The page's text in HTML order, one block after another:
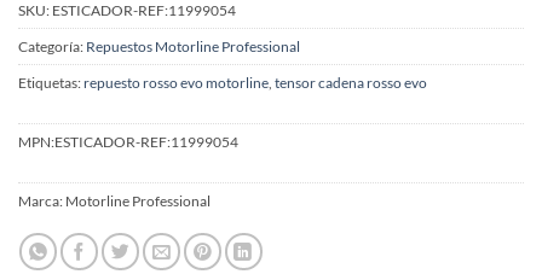
SKU: ESTICADOR-REF:11999054
Categoría: Repuestos Motorline Professional
Etiquetas:repuesto rosso evo motorline, tensor cadena rosso evo
MPN:ESTICADOR-REF:11999054
Marca: Motorline Professional